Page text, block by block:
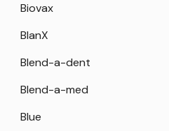
Biovax
BlanX
Blend-a-dent
Blend-a-med
Blue